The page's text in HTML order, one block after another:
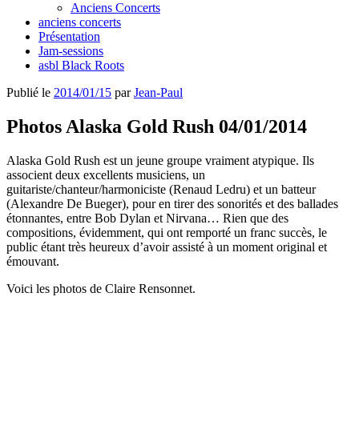
Anciens Concerts
anciens concerts
Présentation
Jam-sessions
asbl Black Roots
Publié le 2014/01/15 parJean-Paul
Photos Alaska Gold Rush 04/01/2014
Alaska Gold Rush est un jeune groupe vraiment atypique. Ils
associent deux excellents musiciens, un
guitariste/chanteur/harmoniciste (Renaud Ledru) et un batteur
(Alexandre De Bueger), pour en tirer des sonorités et des ballades
étonnantes, entre Bob Dylan et Nirvana… Rien que des
compositions, évidemment, qui ont remporté un franc succès, le
public étant très heureux d’avoir assisté à un moment original et
émouvant.
Voici les photos de Claire Rensonnet.